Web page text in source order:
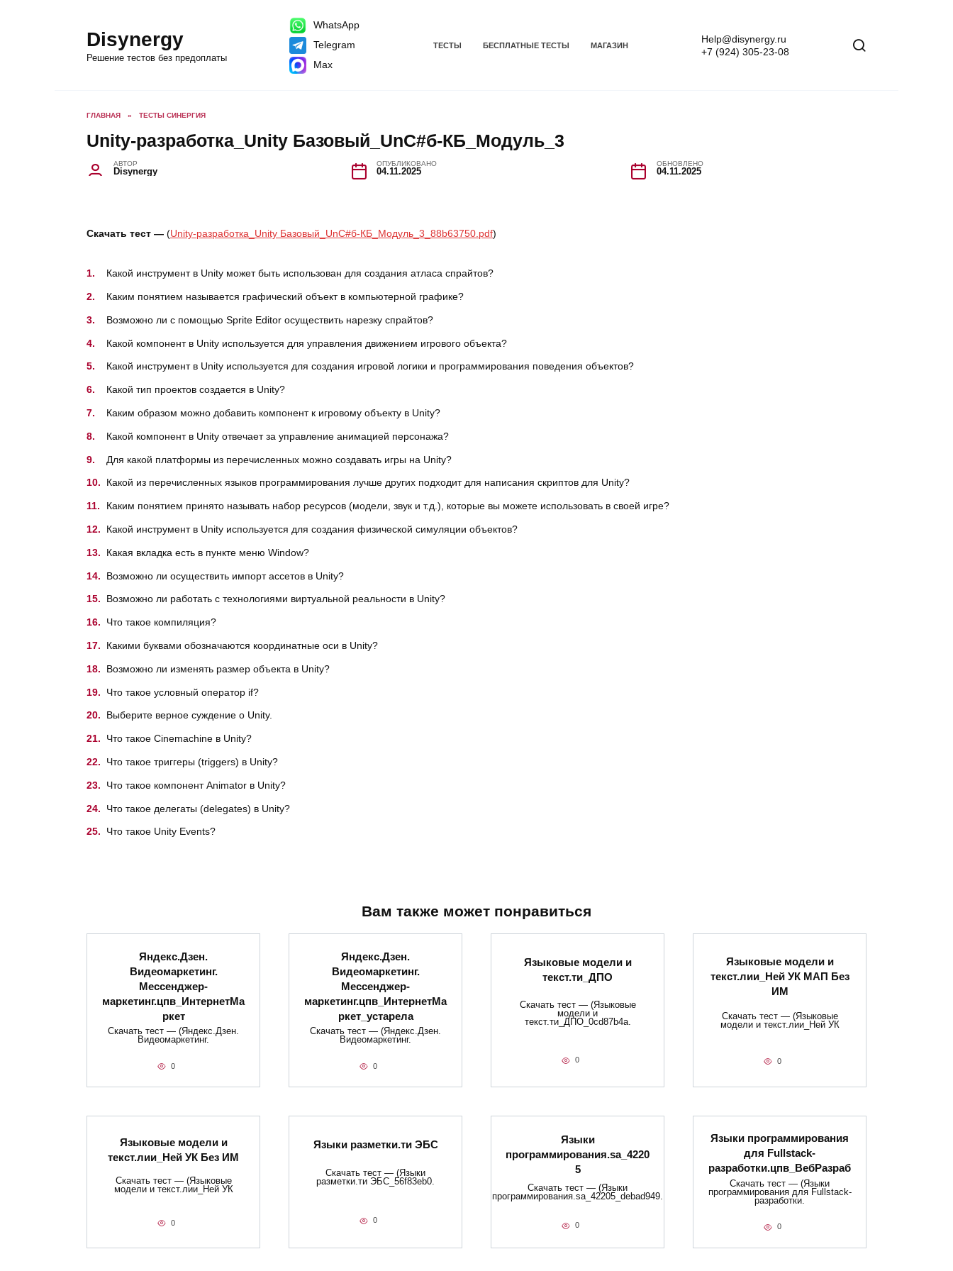
Disynergy
Решение тестов без предоплаты
WhatsApp
Telegram
Max
ТЕСТЫ БЕСПЛАТНЫЕ ТЕСТЫ МАГАЗИН
Help@disynergy.ru
+7 (924) 305-23-08
ГЛАВНАЯ » ТЕСТЫ СИНЕРГИЯ
Unity-разработка_Unity Базовый_UnC#б-КБ_Модуль_3
АВТОР
Disynergy
ОПУБЛИКОВАНО
04.11.2025
ОБНОВЛЕНО
04.11.2025
Скачать тест — (Unity-разработка_Unity Базовый_UnC#б-КБ_Модуль_3_88b63750.pdf)
Какой инструмент в Unity может быть использован для создания атласа спрайтов?
Каким понятием называется графический объект в компьютерной графике?
Возможно ли с помощью Sprite Editor осуществить нарезку спрайтов?
Какой компонент в Unity используется для управления движением игрового объекта?
Какой инструмент в Unity используется для создания игровой логики и программирования поведения объектов?
Какой тип проектов создается в Unity?
Каким образом можно добавить компонент к игровому объекту в Unity?
Какой компонент в Unity отвечает за управление анимацией персонажа?
Для какой платформы из перечисленных можно создавать игры на Unity?
Какой из перечисленных языков программирования лучше других подходит для написания скриптов для Unity?
Каким понятием принято называть набор ресурсов (модели, звук и т.д.), которые вы можете использовать в своей игре?
Какой инструмент в Unity используется для создания физической симуляции объектов?
Какая вкладка есть в пункте меню Window?
Возможно ли осуществить импорт ассетов в Unity?
Возможно ли работать с технологиями виртуальной реальности в Unity?
Что такое компиляция?
Какими буквами обозначаются координатные оси в Unity?
Возможно ли изменять размер объекта в Unity?
Что такое условный оператор if?
Выберите верное суждение о Unity.
Что такое Cinemachine в Unity?
Что такое триггеры (triggers) в Unity?
Что такое компонент Animator в Unity?
Что такое делегаты (delegates) в Unity?
Что такое Unity Events?
Вам также может понравиться
Яндекс.Дзен.
Видеомаркетинг.
Мессенджер-
маркетинг.цпв_ИнтернетМа
ркет
Скачать тест — (Яндекс.Дзен.
Видеомаркетинг.
0
Яндекс.Дзен.
Видеомаркетинг.
Мессенджер-
маркетинг.цпв_ИнтернетМа
ркет_устарела
Скачать тест — (Яндекс.Дзен.
Видеомаркетинг.
0
Языковые модели и
текст.ти_ДПО
Скачать тест — (Языковые
модели и
текст.ти_ДПО_0cd87b4a.
0
Языковые модели и
текст.лии_Ней УК МАП Без
ИМ
Скачать тест — (Языковые
модели и текст.лии_Ней УК
0
Языковые модели и
текст.лии_Ней УК Без ИМ
Скачать тест — (Языковые
модели и текст.лии_Ней УК
0
Языки разметки.ти​ ЭБС
Скачать тест — (Языки
разметки.ти​ ЭБС_56f83eb0.
0
Языки
программирования.sa_4220
5
Скачать тест — (Языки
программирования.sa_42205_debad949.
0
Языки программирования
для Fullstack-
разработки.цпв_ВебРазраб
Скачать тест — (Языки
программирования для Fullstack-
разработки.
0